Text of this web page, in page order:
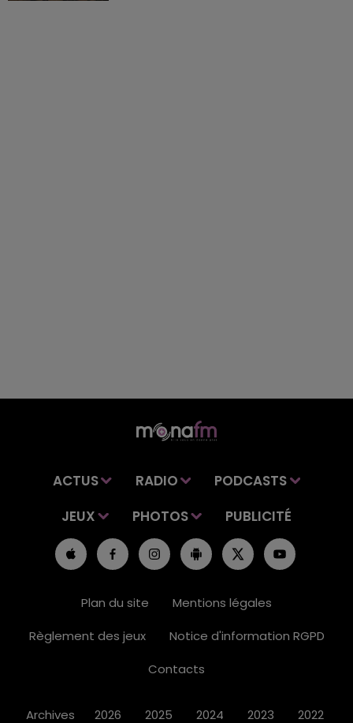
ACTUS RADIO
PODCASTS
JEUX
PHOTOS PUBLICITÉ
Plan du site
Mentions légales
Règlement des jeux
Notice d'information RGPD
Contacts
Archives 2026 2025 2024 2023 2022